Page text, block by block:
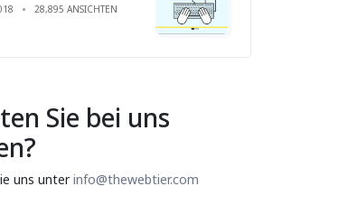
28,895 ANSICHTEN
Sie bei uns
uns unterinfo@thewebtier.com